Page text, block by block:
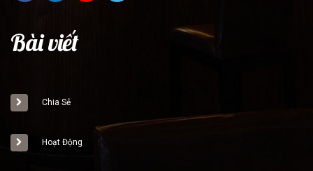
Bài viết
Chia Sẻ
Hoạt Động